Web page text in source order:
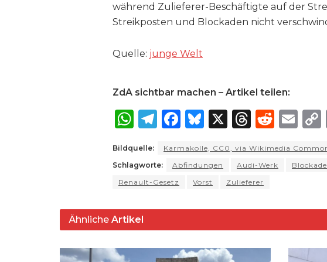
während Zulieferer-Beschäftigte auf der
Streikposten und Blockaden nicht
Quelle: junge Welt
ZdA sichtbar machen – Artikel teilen:
W
a
ts
A
p
p
T
e
g
ra
m
F
c
e
o
o
k
B
e
s
k
y
X
T
re
a
d
s
R
d
di
E
ai
l
y
Bildquelle:
Karmakolle, CC0, via Wikimedia
Schlagworte:
Abfindungen Audi-Werk Blockade
Renault-Gesetz
Vorst Zulieferer
Ähnliche Artikel